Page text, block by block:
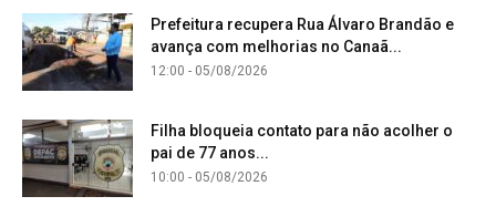
Prefeitura recupera Rua Álvaro Brandão e
avança com melhorias no Canaã...
12:00 - 05/08/2026
Filha bloqueia contato para não acolher o
pai de 77 anos...
10:00 - 05/08/2026